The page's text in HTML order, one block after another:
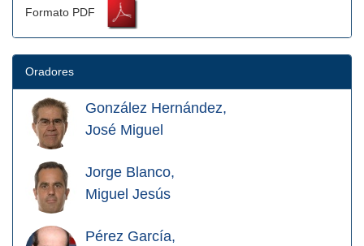
Formato PDF
Oradores
González Hernández,
José Miguel
Jorge Blanco,
Miguel Jesús
Pérez García,